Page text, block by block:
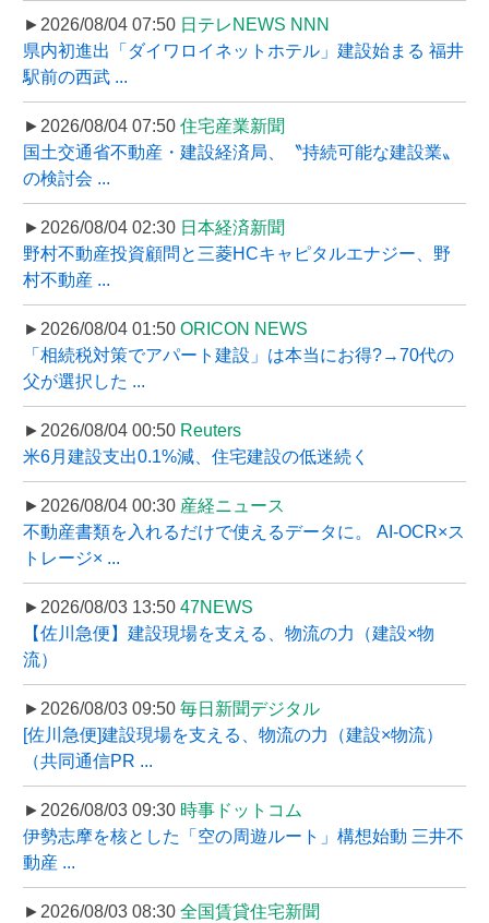
►2026/08/04 07:50 日テレNEWS NNN
県内初進出「ダイワロイネットホテル」建設始まる 福井
駅前の西武 ...
►2026/08/04 07:50 住宅産業新聞
国土交通省不動産・建設経済局、〝持続可能な建設業〟
の検討会 ...
►2026/08/04 02:30 日本経済新聞
野村不動産投資顧問と三菱HCキャピタルエナジー、野
村不動産 ...
►2026/08/04 01:50 ORICON NEWS
「相続税対策でアパート建設」は本当にお得?→70代の
父が選択した ...
►2026/08/04 00:50 Reuters
米6月建設支出0.1%減、住宅建設の低迷続く
►2026/08/04 00:30 産経ニュース
不動産書類を入れるだけで使えるデータに。 AI-OCR×ス
トレージ× ...
►2026/08/03 13:50 47NEWS
【佐川急便】建設現場を支える、物流の力（建設×物
流）
►2026/08/03 09:50 毎日新聞デジタル
[佐川急便]建設現場を支える、物流の力（建設×物流）
（共同通信PR ...
►2026/08/03 09:30 時事ドットコム
伊勢志摩を核とした「空の周遊ルート」構想始動 三井不
動産 ...
►2026/08/03 08:30 全国賃貸住宅新聞